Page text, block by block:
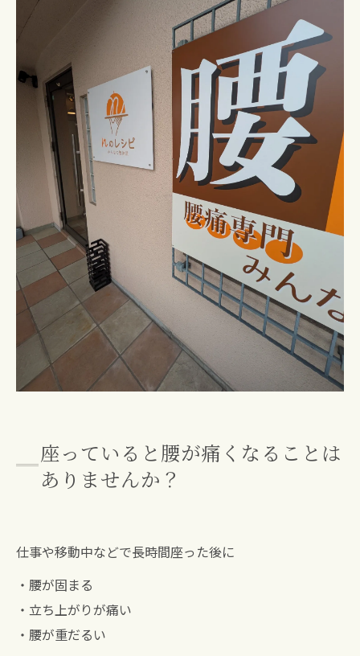
座っていると腰が痛くなることは
ありませんか？
仕事や移動中などで長時間座った後に
・腰が固まる
・立ち上がりが痛い
・腰が重だるい